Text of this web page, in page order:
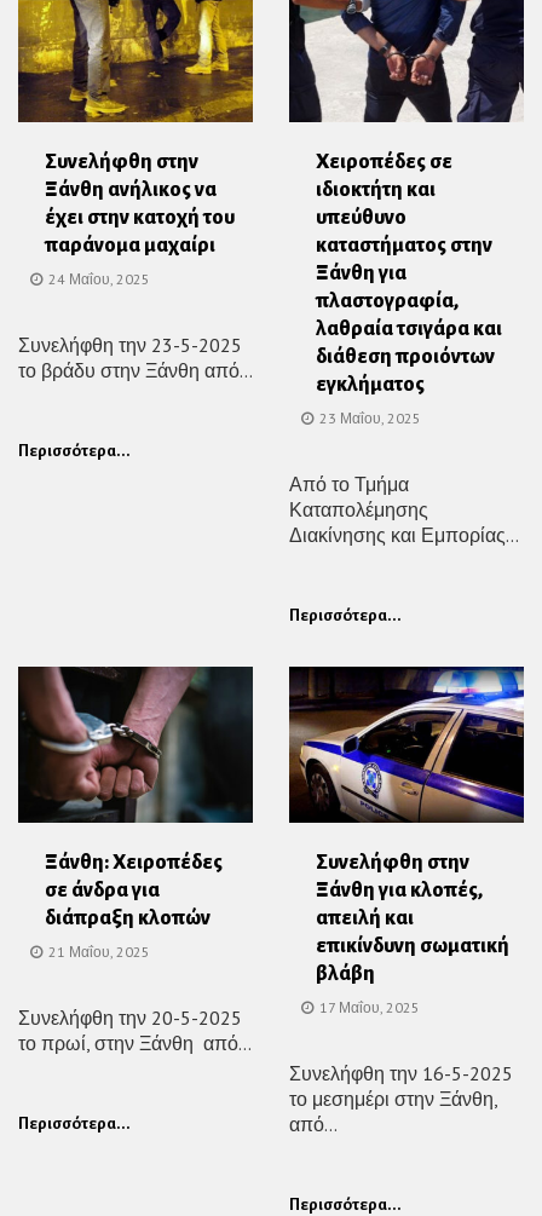
Συνελήφθη στην
Ξάνθη ανήλικος να
έχει στην κατοχή του
παράνομα μαχαίρι
24 Μαΐου, 2025
Συνελήφθη την 23-5-2025
το βράδυ στην Ξάνθη από...
Περισσότερα...
Χειροπέδες σε
ιδιοκτήτη και
υπεύθυνο
καταστήματος στην
Ξάνθη για
πλαστογραφία,
λαθραία τσιγάρα και
διάθεση προιόντων
εγκλήματος
23 Μαΐου, 2025
Από το Τμήμα
Καταπολέμησης
Διακίνησης και Εμπορίας...
Περισσότερα...
Ξάνθη: Χειροπέδες
σε άνδρα για
διάπραξη κλοπών
21 Μαΐου, 2025
Συνελήφθη την 20-5-2025
το πρωί, στην Ξάνθη από...
Περισσότερα...
Συνελήφθη στην
Ξάνθη για κλοπές,
απειλή και
επικίνδυνη σωματική
βλάβη
17 Μαΐου, 2025
Συνελήφθη την 16-5-2025
το μεσημέρι στην Ξάνθη,
από...
Περισσότερα...